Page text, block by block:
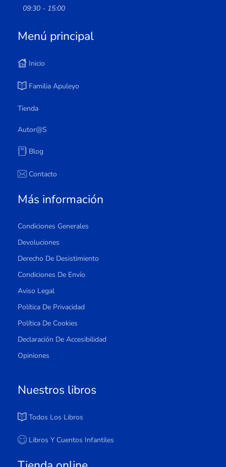
09:30 - 15:00
Menú principal
Inicio
Familia Apuleyo
Tienda
Autor@s
Blog
Contacto
Más información
Condiciones Generales
Devoluciones
Derecho De Desistimiento
Condiciones De Envío
Aviso Legal
Política De Privacidad
Política De Cookies
Declaración De Accesibilidad
Opiniones
Nuestros libros
Todos Los Libros
Libros Y Cuentos Infantiles